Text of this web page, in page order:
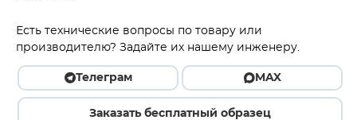
Есть технические вопросы по товару или
производителю? Задайте их нашему инженеру.
Телеграм MAX
Заказать бесплатный образец